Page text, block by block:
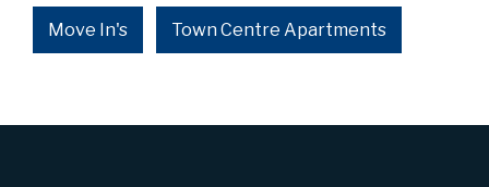
Move In's Town Centre Apartments